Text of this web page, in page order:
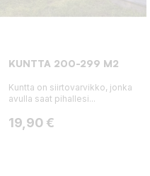
KUNTTA 200-299 M2
Kuntta on siirtovarvikko, jonka
avulla saat pihallesi...
Hinta
19,90 €